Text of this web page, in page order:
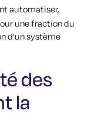
automatiser,
une fraction du
d'un système
des
la